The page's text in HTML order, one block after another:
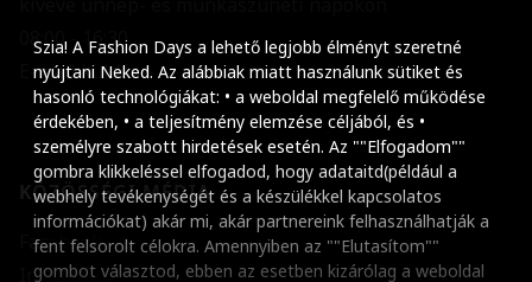
Szia! A Fashion Days a lehető legjobb élményt szeretné
nyújtani Neked. Az alábbiak miatt használunk sütiket és
hasonló technológiákat: • a weboldal megfelelő működése
érdekében, • a teljesítmény elemzése céljából, és •
személyre szabott hirdetések esetén. Az ""Elfogadom""
gombra klikkeléssel elfogadod, hogy adataitd(például a
webhely tevékenységét és a készülékkel kapcsolatos
információkat) akár mi, akár partnereink felhasználhatják a
fent felsorolt célokra. Amennyiben az ""Elutasítom""
gombot választod, ebben az esetben kizárólag a weboldal
08:00 - 16:30
E-mail küldése
KÖZÖSSÉGI MÉDIA
Facebook
Instagram
Szöveg méretének
Szóköz növelése
Szóköz csökkentése
Sortávolság
Sortávolság